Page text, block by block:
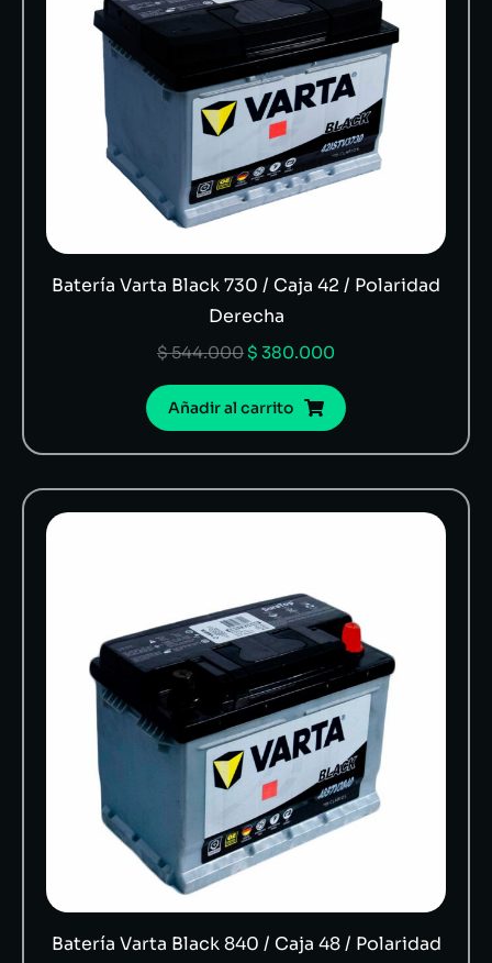
Batería Varta Black 730 / Caja 42 / Polaridad
Derecha
$544.000 $ 380.000
Añadir al carrito
Batería Varta Black 840 / Caja 48 / Polaridad